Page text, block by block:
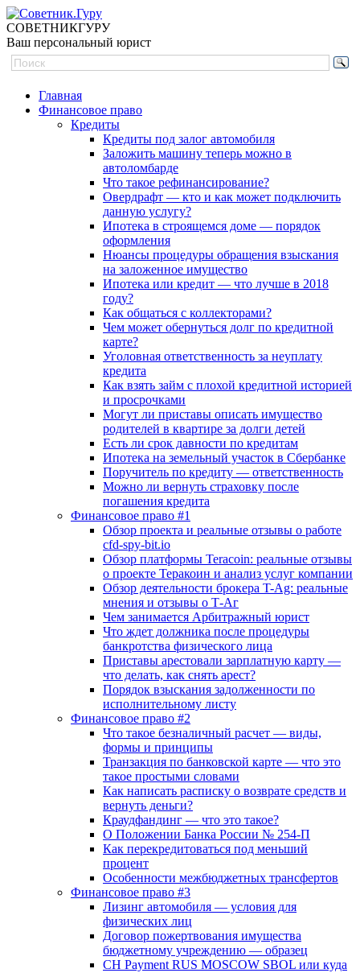
СОВЕТНИКГУРУ
Ваш персональный юрист
Главная
Финансовое право
Кредиты
Кредиты под залог автомобиля
Заложить машину теперь можно в
автоломбарде
Что такое рефинансирование?
Овердрафт — кто и как может подключить
данную услугу?
Ипотека в строящемся доме — порядок
оформления
Нюансы процедуры обращения взыскания
на заложенное имущество
Ипотека или кредит — что лучше в 2018
году?
Как общаться с коллекторами?
Чем может обернуться долг по кредитной
карте?
Уголовная ответственность за неуплату
кредита
Как взять займ с плохой кредитной историей
и просрочками
Могут ли приставы описать имущество
родителей в квартире за долги детей
Есть ли срок давности по кредитам
Ипотека на земельный участок в Сбербанке
Поручитель по кредиту — ответственность
Можно ли вернуть страховку после
погашения кредита
Финансовое право #1
Обзор проекта и реальные отзывы о работе
cfd-spy-bit.io
Обзор платформы Teracoin: реальные отзывы
о проекте Теракоин и анализ услуг компании
Обзор деятельности брокера T-Ag: реальные
мнения и отзывы о Т-Аг
Чем занимается Арбитражный юрист
Что ждет должника после процедуры
банкротства физического лица
Приставы арестовали зарплатную карту —
что делать, как снять арест?
Порядок взыскания задолженности по
исполнительному листу
Финансовое право #2
Что такое безналичный расчет — виды,
формы и принципы
Транзакция по банковской карте — что это
такое простыми словами
Как написать расписку о возврате средств и
вернуть деньги?
Краудфандинг — что это такое?
О Положении Банка России № 254-П
Как перекредитоваться под меньший
процент
Особенности межбюджетных трансфертов
Финансовое право #3
Лизинг автомобиля — условия для
физических лиц
Договор пожертвования имущества
бюджетному учреждению — образец
CH Payment RUS MOSCOW SBOL или куда